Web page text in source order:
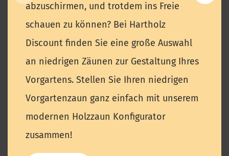
abzuschirmen, und trotdem ins Freie
schauen zu können? Bei Hartholz
Discount finden Sie eine große Auswahl
an niedrigen Zäunen zur Gestaltung Ihres
Vorgartens. Stellen Sie Ihren niedrigen
Vorgartenzaun ganz einfach mit unserem
modernen Holzzaun Konfigurator
zusammen!